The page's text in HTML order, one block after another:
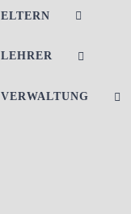
ELTERN
LEHRER
VERWALTUNG